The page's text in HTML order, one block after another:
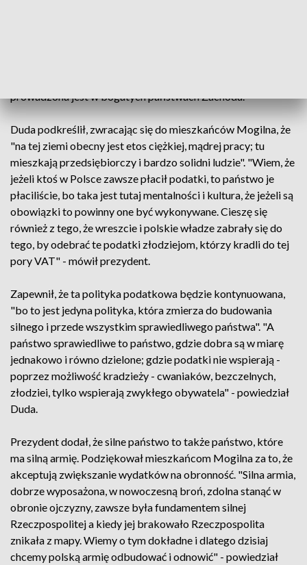
prowadzona jest w bogatych państwach Zachodu.
Duda podkreślił, zwracając się do mieszkańców Mogilna, że
"na tej ziemi obecny jest etos ciężkiej, mądrej pracy; tu
mieszkają przedsiębiorczy i bardzo solidni ludzie". "Wiem, że
jeżeli ktoś w Polsce zawsze płacił podatki, to państwo je
płaciliście, bo taka jest tutaj mentalności i kultura, że jeżeli są
obowiązki to powinny one być wykonywane. Cieszę się
również z tego, że wreszcie i polskie władze zabrały się do
tego, by odebrać te podatki złodziejom, którzy kradli do tej
pory VAT" - mówił prezydent.
Zapewnił, że ta polityka podatkowa będzie kontynuowana,
"bo to jest jedyna polityka, która zmierza do budowania
silnego i przede wszystkim sprawiedliwego państwa". "A
państwo sprawiedliwe to państwo, gdzie dobra są w miarę
jednakowo i równo dzielone; gdzie podatki nie wspierają -
poprzez możliwość kradzieży - cwaniaków, bezczelnych,
złodziei, tylko wspierają zwykłego obywatela" - powiedział
Duda.
Prezydent dodał, że silne państwo to także państwo, które
ma silną armię. Podziękował mieszkańcom Mogilna za to, że
akceptują zwiększanie wydatków na obronność. "Silna armia,
dobrze wyposażona, w nowoczesną broń, zdolna stanąć w
obronie ojczyzny, zawsze była fundamentem silnej
Rzeczpospolitej a kiedy jej brakowało Rzeczpospolita
znikała z mapy. Wiemy o tym dokładne i dlatego dzisiaj
chcemy polską armię odbudować i odnowić" - powiedział